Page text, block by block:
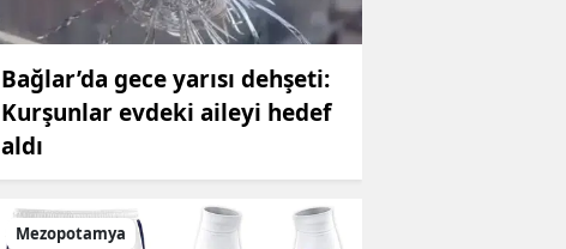
Bağlar’da gece yarısı dehşeti:
Kurşunlar evdeki aileyi hedef
aldı
Mezopotamya